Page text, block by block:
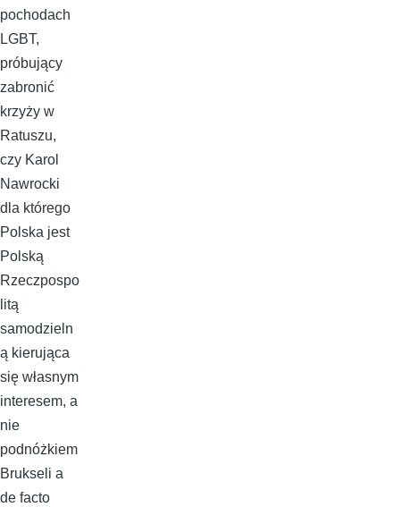
pochodach
LGBT,
próbujący
zabronić
krzyży w
Ratuszu,
czy Karol
Nawrocki
dla którego
Polska jest
Polską
Rzeczpospo
litą
samodzieln
ą kierująca
się własnym
interesem, a
nie
podnóżkiem
Brukseli a
de facto